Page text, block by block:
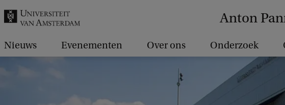
Anton
.
Nieuws Evenementen Over ons Onderzoek